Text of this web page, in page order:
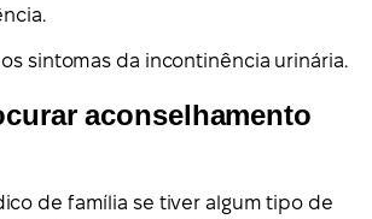
sintomas da incontinência urinária.
aconselhamento
de família se tiver algum tipo de